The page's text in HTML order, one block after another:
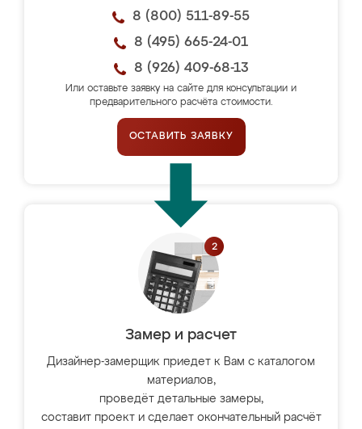
8 (800) 511-89-55
8 (495) 665-24-01
8 (926) 409-68-13
Или оставьте заявку на сайте для консультации и
предварительного расчёта стоимости.
ОСТАВИТЬ ЗАЯВКУ
Замер и расчет
Дизайнер-замерщик приедет к Вам с каталогом
материалов,
проведёт детальные замеры,
составит проект и сделает окончательный расчёт